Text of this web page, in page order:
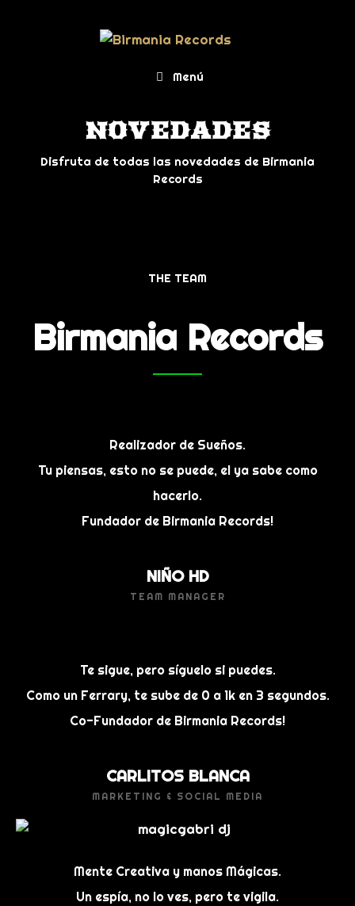
Menú
NOVEDADES
Disfruta de todas las novedades de Birmania
Records
THE TEAM
Birmania Records
Realizador de Sueños.
Tu piensas, esto no se puede, el ya sabe como
hacerlo.
Fundador de Birmania Records!
NIÑO HD
TEAM MANAGER
Te sigue, pero síguelo si puedes.
Como un Ferrary, te sube de 0 a 1k en 3 segundos.
Co-Fundador de Birmania Records!
CARLITOS BLANCA
MARKETING & SOCIAL MEDIA
Mente Creativa y manos Mágicas.
Un espía, no lo ves, pero te vigila.